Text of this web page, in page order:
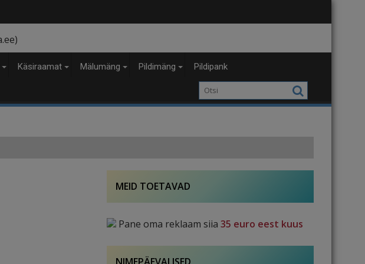
Käsiraamat Mälumäng Pildimäng Pildipank
MEID TOETAVAD
Pane oma reklaam siia 35 euro eest kuus